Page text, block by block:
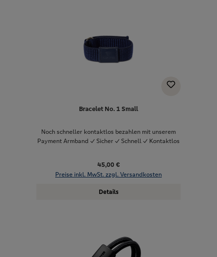
Bracelet No. 1 Small
Noch schneller kontaktlos bezahlen mit unserem
Payment Armband ✓ Sicher ✓ Schnell ✓ Kontaktlos
45,00 €
Preise inkl. MwSt. zzgl. Versandkosten
Details